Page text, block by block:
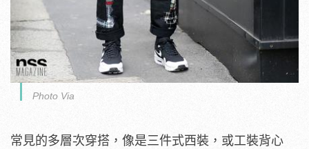
Photo Via
常見的多層次穿搭，像是三件式西裝，或工裝背心